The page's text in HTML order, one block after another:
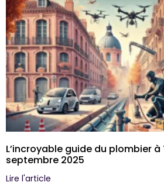
L’incroyable guide du plombier
septembre 2025
Lire l'article